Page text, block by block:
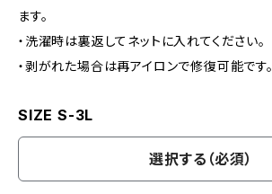
ます。
・洗濯時は裏返してネットに入れてください。
・剥がれた場合は再アイロンで修復可能です。
SIZE S-3L
選択する（必須）